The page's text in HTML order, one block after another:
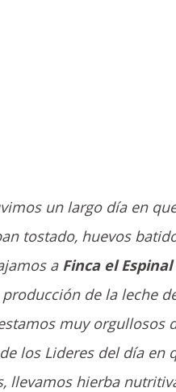
un largo día en
tostado, huevos
aFinca el Espinal
de la leche
muy orgullosos
los Lideres del día en
llevamos hierba